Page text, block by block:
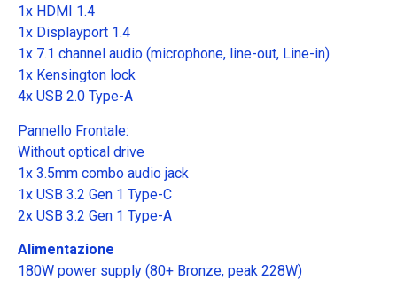
1x HDMI 1.4
1x Displayport 1.4
1x 7.1 channel audio (microphone, line-out, Line-in)
1x Kensington lock
4x USB 2.0 Type-A
Pannello Frontale:
Without optical drive
1x 3.5mm combo audio jack
1x USB 3.2 Gen 1 Type-C
2x USB 3.2 Gen 1 Type-A
Alimentazione
180W power supply (80+ Bronze, peak 228W)